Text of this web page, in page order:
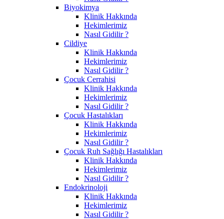
Biyokimya
Klinik Hakkında
Hekimlerimiz
Nasıl Gidilir ?
Cildiye
Klinik Hakkında
Hekimlerimiz
Nasıl Gidilir ?
Çocuk Cerrahisi
Klinik Hakkında
Hekimlerimiz
Nasıl Gidilir ?
Çocuk Hastalıkları
Klinik Hakkında
Hekimlerimiz
Nasıl Gidilir ?
Çocuk Ruh Sağlığı Hastalıkları
Klinik Hakkında
Hekimlerimiz
Nasıl Gidilir ?
Endokrinoloji
Klinik Hakkında
Hekimlerimiz
Nasıl Gidilir ?